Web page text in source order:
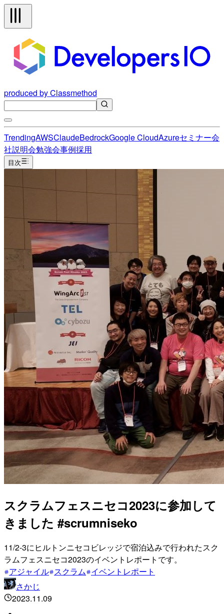
produced by Classmethod
TrendingAWSClaudeBedrockGoogle CloudAzureセミナー会
社説明会勉強会事例採用
目次
スクラムフェスニセコ2023に参加して
きました #scrumniseko
11/2-3にヒルトンニセコビレッジで宿泊込みで行われたスク
ラムフェスニセコ2023のイベントレポートです。
アジャイル スクラム イベントレポート
さかじ
2023.11.09